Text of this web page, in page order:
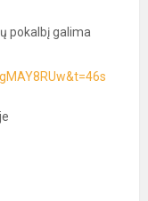
pokalbį galima